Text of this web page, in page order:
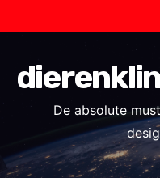
k
o
De absolute